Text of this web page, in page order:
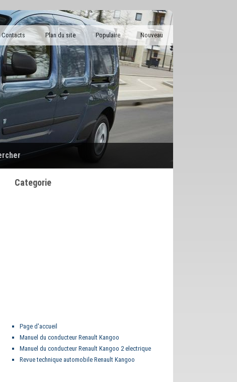
Nouveau
Populaire
Plan du site
Contacts
Categorie
Page d'accueil
Manuel du conducteur Renault Kangoo
Manuel du conducteur Renault Kangoo 2 electrique
Revue technique automobile Renault Kangoo